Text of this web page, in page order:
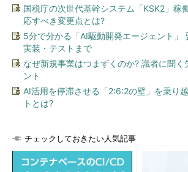
そして「もう1つ、監査の観点からは、シス
『運用』の違いもある」と、自身の経験も踏
ともとサイバーセキュリティ基本法の基準で
機微性の高い情報は、インターネットとは切
事案が示すように、「実運用では、オープン
る。
政府は2015年9月に閣議決定したサイバー
国税庁の次世代基幹システム「KSK2」稼
応すべき変更点とは?
5分で分かる「AI駆動開発エージェント」
実装・テストまで
なぜ新規事業はつまずくのか? 識者に聞く
ント
AI活用を停滞させる「2:6:2の壁」を乗り
トとは?
チェックしておきたい人気記事